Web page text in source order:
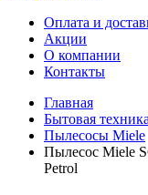
Оплата и
Акции
О компании
Контакты
Главная
Бытовая
Пылесосы Miele
Пылесос Miele
Petrol